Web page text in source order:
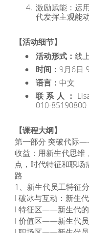
激励赋能：运
代发挥主观能
【活动细节】
活动形式：线
时间： 9月6日
语言： 中文
联系人：
010-85190800
【课程大纲】
第一部分 突破代际
收益：用新生代思维
点，时代特征和职场
路
1、新生代员工特征
l 破冰与互动：新生
l 特征区——新生代的
l 价值区——新生代员